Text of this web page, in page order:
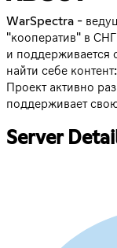
WarSpectra -
"кооператив" в
и поддерживается
найти себе
Проект активно
поддерживает
Server